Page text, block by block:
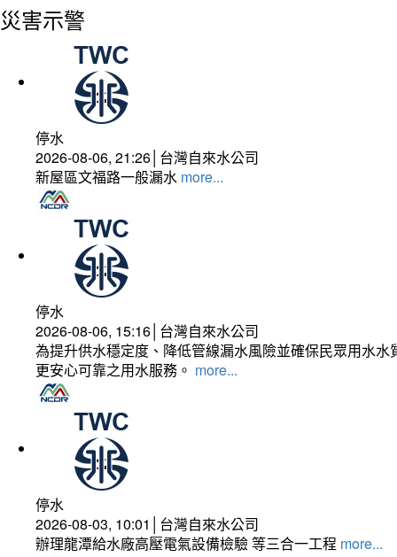
災害示警
停水
2026-08-06, 21:26│台灣自來水公司
新屋區文福路一般漏水 more...
停水
2026-08-06, 15:16│台灣自來水公司
為提升供水穩定度、降低管線漏水風險並確保民眾用水
更安心可靠之用水服務。 more...
停水
2026-08-03, 10:01│台灣自來水公司
辦理龍潭給水廠高壓電氣設備檢驗 等三合一工程 more...